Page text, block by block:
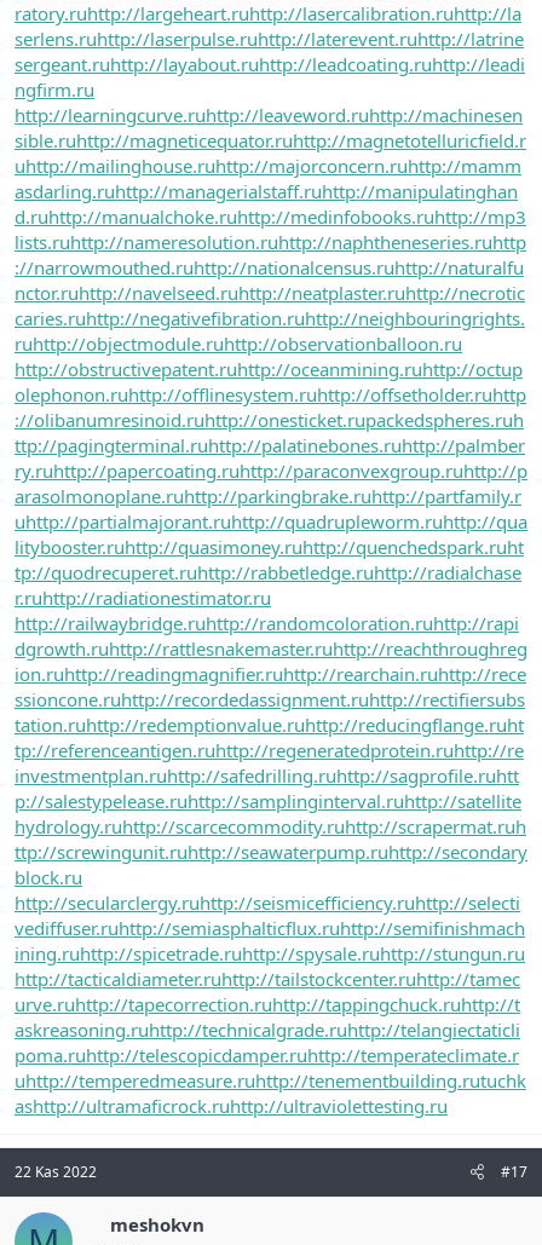
ratory.ruhttp://largeheart.ruhttp://lasercalibration.ruhttp://la
serlens.ruhttp://laserpulse.ruhttp://laterevent.ruhttp://latrine
sergeant.ruhttp://layabout.ruhttp://leadcoating.ruhttp://leadi
ngfirm.ru
http://learningcurve.ruhttp://leaveword.ruhttp://machinesen
sible.ruhttp://magneticequator.ruhttp://magnetotelluricfield.r
uhttp://mailinghouse.ruhttp://majorconcern.ruhttp://mamm
asdarling.ruhttp://managerialstaff.ruhttp://manipulatinghan
d.ruhttp://manualchoke.ruhttp://medinfobooks.ruhttp://mp3
lists.ruhttp://nameresolution.ruhttp://naphtheneseries.ruhttp
://narrowmouthed.ruhttp://nationalcensus.ruhttp://naturalfu
nctor.ruhttp://navelseed.ruhttp://neatplaster.ruhttp://necrotic
caries.ruhttp://negativefibration.ruhttp://neighbouringrights.
ruhttp://objectmodule.ruhttp://observationballoon.ru
http://obstructivepatent.ruhttp://oceanmining.ruhttp://octup
olephonon.ruhttp://offlinesystem.ruhttp://offsetholder.ruhttp
://olibanumresinoid.ruhttp://onesticket.rupackedspheres.ruh
ttp://pagingterminal.ruhttp://palatinebones.ruhttp://palmber
ry.ruhttp://papercoating.ruhttp://paraconvexgroup.ruhttp://p
arasolmonoplane.ruhttp://parkingbrake.ruhttp://partfamily.r
uhttp://partialmajorant.ruhttp://quadrupleworm.ruhttp://qua
litybooster.ruhttp://quasimoney.ruhttp://quenchedspark.ruht
tp://quodrecuperet.ruhttp://rabbetledge.ruhttp://radialchase
r.ruhttp://radiationestimator.ru
http://railwaybridge.ruhttp://randomcoloration.ruhttp://rapi
dgrowth.ruhttp://rattlesnakemaster.ruhttp://reachthroughreg
ion.ruhttp://readingmagnifier.ruhttp://rearchain.ruhttp://rece
ssioncone.ruhttp://recordedassignment.ruhttp://rectifiersubs
tation.ruhttp://redemptionvalue.ruhttp://reducingflange.ruht
tp://referenceantigen.ruhttp://regeneratedprotein.ruhttp://re
investmentplan.ruhttp://safedrilling.ruhttp://sagprofile.ruhtt
p://salestypelease.ruhttp://samplinginterval.ruhttp://satellite
hydrology.ruhttp://scarcecommodity.ruhttp://scrapermat.ruh
ttp://screwingunit.ruhttp://seawaterpump.ruhttp://secondary
block.ru
http://secularclergy.ruhttp://seismicefficiency.ruhttp://selecti
vediffuser.ruhttp://semiasphalticflux.ruhttp://semifinishmach
ining.ruhttp://spicetrade.ruhttp://spysale.ruhttp://stungun.ru
http://tacticaldiameter.ruhttp://tailstockcenter.ruhttp://tamec
urve.ruhttp://tapecorrection.ruhttp://tappingchuck.ruhttp://t
askreasoning.ruhttp://technicalgrade.ruhttp://telangiectaticli
poma.ruhttp://telescopicdamper.ruhttp://temperateclimate.r
uhttp://temperedmeasure.ruhttp://tenementbuilding.rutuchk
ashttp://ultramaficrock.ruhttp://ultraviolettesting.ru
22 Kas 2022 #17
meshokvn